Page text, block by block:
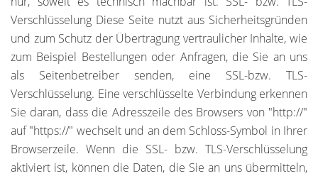
Verschlüsselung Diese Seite nutzt aus Sicherheitsgründen
und zum Schutz der Übertragung vertraulicher Inhalte, wie
zum Beispiel Bestellungen oder Anfragen, die Sie an uns
als Seitenbetreiber senden, eine SSL-bzw. TLS-
Verschlüsselung. Eine verschlüsselte Verbindung erkennen
Sie daran, dass die Adresszeile des Browsers von "http://"
auf "https://" wechselt und an dem Schloss-Symbol in Ihrer
Browserzeile. Wenn die SSL- bzw. TLS-Verschlüsselung
aktiviert ist, können die Daten, die Sie an uns übermitteln,